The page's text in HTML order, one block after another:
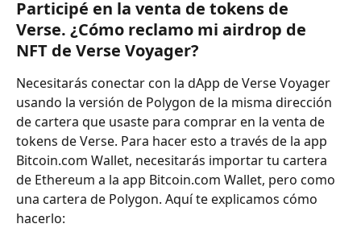
Participé en la venta de tokens de
Verse. ¿Cómo reclamo mi airdrop de
NFT de Verse Voyager?
Necesitarás conectar con la dApp de Verse Voyager
usando la versión de Polygon de la misma dirección
de cartera que usaste para comprar en la venta de
tokens de Verse. Para hacer esto a través de la app
Bitcoin.com Wallet, necesitarás importar tu cartera
de Ethereum a la app Bitcoin.com Wallet, pero como
una cartera de Polygon. Aquí te explicamos cómo
hacerlo: